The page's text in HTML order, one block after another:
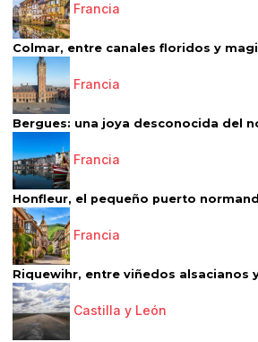
Francia
Colmar, entre canales floridos y
Francia
Bergues: una joya desconocida del
Francia
Honfleur, el pequeño puerto
Francia
Riquewihr, entre viñedos alsacianos
Castilla y León